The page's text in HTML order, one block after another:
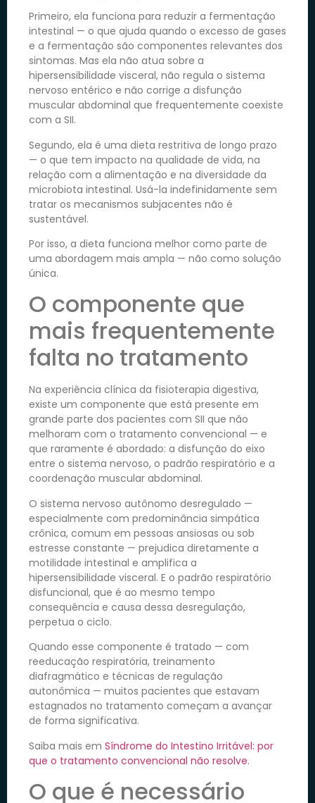
Primeiro, ela funciona para reduzir a fermentação
intestinal — o que ajuda quando o excesso de gases
e a fermentação são componentes relevantes dos
sintomas. Mas ela não atua sobre a
hipersensibilidade visceral, não regula o sistema
nervoso entérico e não corrige a disfunção
muscular abdominal que frequentemente coexiste
com a SII.
Segundo, ela é uma dieta restritiva de longo prazo
— o que tem impacto na qualidade de vida, na
relação com a alimentação e na diversidade da
microbiota intestinal. Usá-la indefinidamente sem
tratar os mecanismos subjacentes não é
sustentável.
Por isso, a dieta funciona melhor como parte de
uma abordagem mais ampla — não como solução
única.
O componente que
mais frequentemente
falta no tratamento
Na experiência clínica da fisioterapia digestiva,
existe um componente que está presente em
grande parte dos pacientes com SII que não
melhoram com o tratamento convencional — e
que raramente é abordado: a disfunção do eixo
entre o sistema nervoso, o padrão respiratório e a
coordenação muscular abdominal.
O sistema nervoso autônomo desregulado —
especialmente com predominância simpática
crônica, comum em pessoas ansiosas ou sob
estresse constante — prejudica diretamente a
motilidade intestinal e amplifica a
hipersensibilidade visceral. E o padrão respiratório
disfuncional, que é ao mesmo tempo
consequência e causa dessa desregulação,
perpetua o ciclo.
Quando esse componente é tratado — com
reeducação respiratória, treinamento
diafragmático e técnicas de regulação
autonômica — muitos pacientes que estavam
estagnados no tratamento começam a avançar
de forma significativa.
Saiba mais em Síndrome do Intestino Irritável: por
que o tratamento convencional não resolve.
O que é necessário